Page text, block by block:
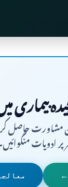
بیماری
مشاورت حاصل
پر ادویات
←